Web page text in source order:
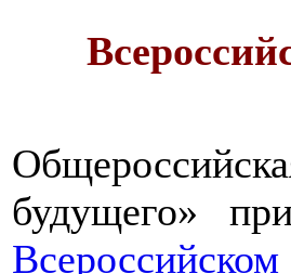
будущего»